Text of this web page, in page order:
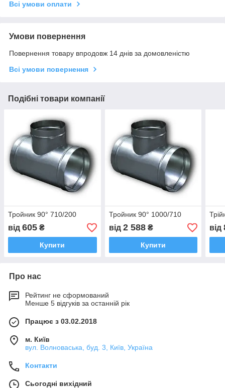
Всі умови оплати
Умови повернення
Повернення товару впродовж 14 днів за домовленістю
Всі умови повернення
Подібні товари компанії
Тройник 90° 710/200
від 605 ₴
Купити
Тройник 90° 1000/710
від 2 588₴
Купити
від
Про нас
Рейтинг не сформований
Менше 5 відгуків за останній рік
Працює з 03.02.2018
м. Київ
вул. Волноваська, буд. 3, Київ, Україна
Контакти
Сьогодні вихідний